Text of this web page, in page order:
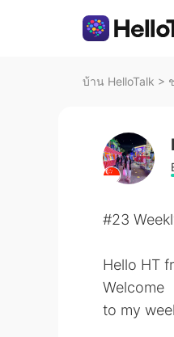
บ้าน HelloTalk >
#23
Hello HT
Welcome
to my